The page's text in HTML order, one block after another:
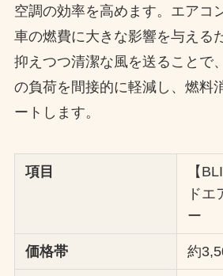
空調の効率を高めます。エアコ
車の燃費に大きな影響を与える
抑えつつ清潔な風を送ることで
の負荷を間接的に軽減し、燃料
ートします。
項目
【
ドエ
ー
価格帯 約